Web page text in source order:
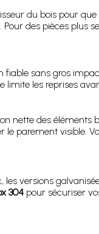
du bois pour
des pièces plus
sans gros
limite les reprises
nette des éléments
le parement visible.
les versions
304pour sécuriser